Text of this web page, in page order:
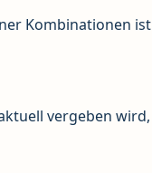
Kombinationen ist
vergeben wird,